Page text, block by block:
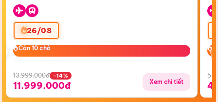
26/08
Còn 10 chỗ
Còn 10 chỗ
13.999.000đ -14%
11.999.000đ Xem chi tiết